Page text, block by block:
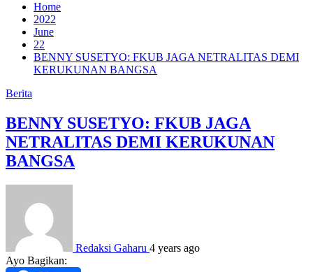
Home
2022
June
22
BENNY SUSETYO: FKUB JAGA NETRALITAS DEMI
KERUKUNAN BANGSA
Berita
BENNY SUSETYO: FKUB JAGA
NETRALITAS DEMI KERUKUNAN
BANGSA
Redaksi Gaharu 4 years ago
Ayo Bagikan: